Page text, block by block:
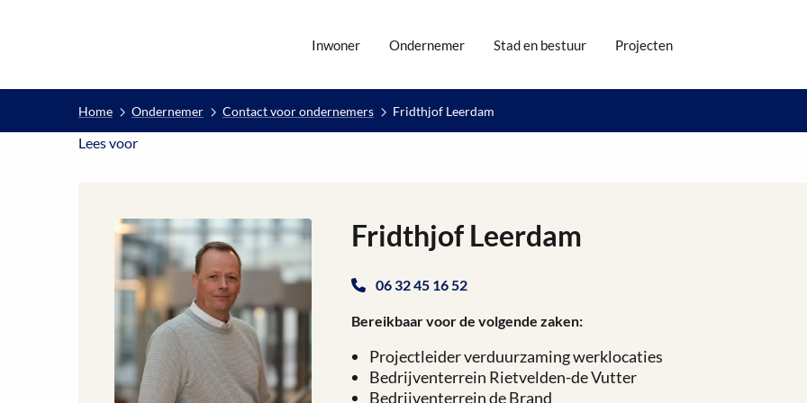
Inwoner Ondernemer Stad en bestuur Projecten
Home Ondernemer Contact voor ondernemers Fridthjof Leerdam
Lees voorLees voor
Fridthjof Leerdam
06 32 45 16 52
Bereikbaar voor de volgende zaken:
Projectleider verduurzaming werklocaties
Bedrijventerrein Rietvelden-de Vutter
Bedrijventerrein de Brand